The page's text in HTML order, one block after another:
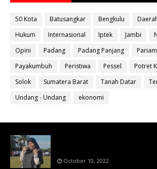
50 Kota Batusangkar Bengkulu
Hukum
Internasional Iptek Jambi
Opini
Padang Padang Panjang
Payakumbuh
Peristiwa Pessel
Potret
Solok
Sumatera Barat Tanah Datar
Undang - Undang
ekonomi
October 10, 2022